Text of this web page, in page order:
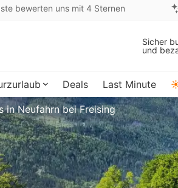
bewerten uns mit 4 Sternen
Sicher
und
Deals Last Minute
in Neufahrn bei Freising